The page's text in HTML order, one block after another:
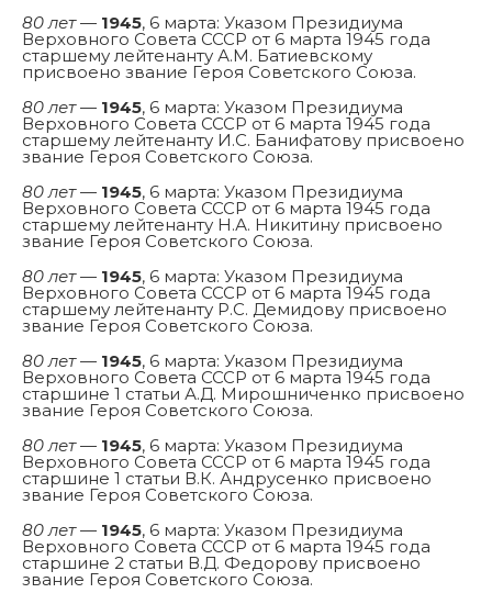
80 лет— 1945, 6 марта: Указом Президиума
Верховного Совета СССР от 6 марта 1945 года
старшему лейтенанту А.М. Батиевскому
присвоено звание Героя Советского Союза.
80 лет— 1945, 6 марта: Указом Президиума
Верховного Совета СССР от 6 марта 1945 года
старшему лейтенанту И.С. Банифатову присвоено
звание Героя Советского Союза.
80 лет— 1945, 6 марта: Указом Президиума
Верховного Совета СССР от 6 марта 1945 года
старшему лейтенанту Н.А. Никитину присвоено
звание Героя Советского Союза.
80 лет— 1945, 6 марта: Указом Президиума
Верховного Совета СССР от 6 марта 1945 года
старшему лейтенанту Р.С. Демидову присвоено
звание Героя Советского Союза.
80 лет— 1945, 6 марта: Указом Президиума
Верховного Совета СССР от 6 марта 1945 года
старшине 1 статьи А.Д. Мирошниченко присвоено
звание Героя Советского Союза.
80 лет— 1945, 6 марта: Указом Президиума
Верховного Совета СССР от 6 марта 1945 года
старшине 1 статьи В.К. Андрусенко присвоено
звание Героя Советского Союза.
80 лет— 1945, 6 марта: Указом Президиума
Верховного Совета СССР от 6 марта 1945 года
старшине 2 статьи В.Д. Федорову присвоено
звание Героя Советского Союза.